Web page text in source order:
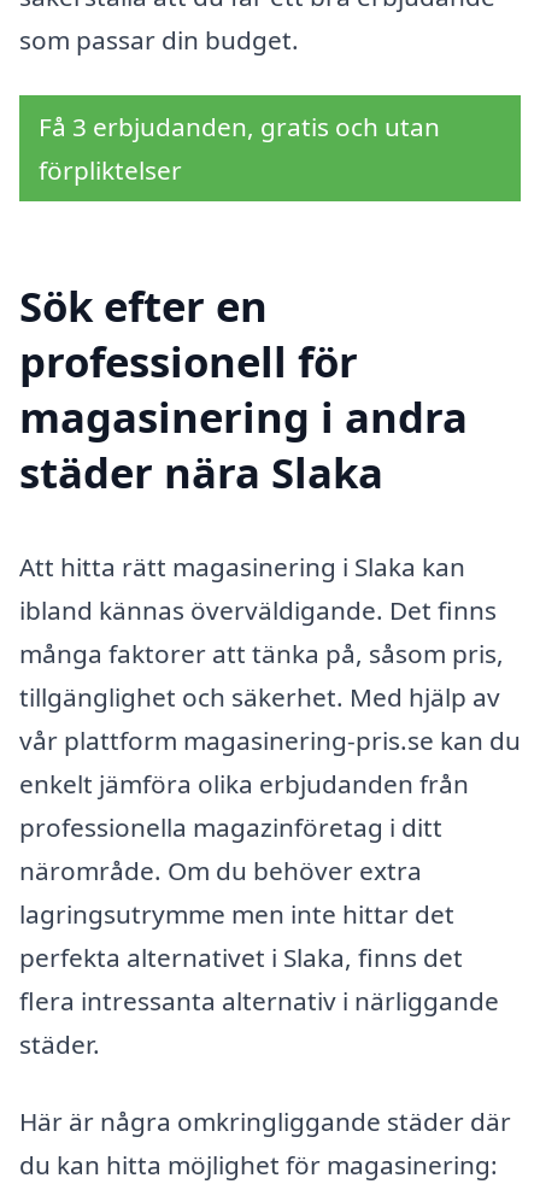
som passar din budget.
Få 3 erbjudanden, gratis och utan
förpliktelser
Sök efter en
professionell för
magasinering i andra
städer nära Slaka
Att hitta rätt magasinering i Slaka kan
ibland kännas överväldigande. Det finns
många faktorer att tänka på, såsom pris,
tillgänglighet och säkerhet. Med hjälp av
vår plattform magasinering-pris.se kan du
enkelt jämföra olika erbjudanden från
professionella magazinföretag i ditt
närområde. Om du behöver extra
lagringsutrymme men inte hittar det
perfekta alternativet i Slaka, finns det
flera intressanta alternativ i närliggande
städer.
Här är några omkringliggande städer där
du kan hitta möjlighet för magasinering: